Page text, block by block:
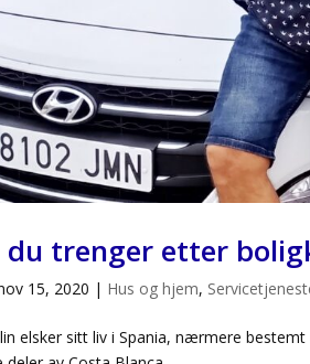
trenger etter
15, 2020 | Hus og hjem,
elsker sitt liv i Spania, nærmere